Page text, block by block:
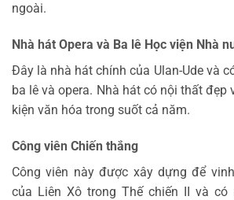
ngoài.
Nhà hát Opera và Ba lê Học viện Nhà
Đây là nhà hát chính của Ulan-Ude và
ba lê và opera. Nhà hát có nội thất đẹp
kiện văn hóa trong suốt cả năm.
Công viên Chiến thắng
Công viên này được xây dựng để
của Liên Xô trong Thế chiến II và